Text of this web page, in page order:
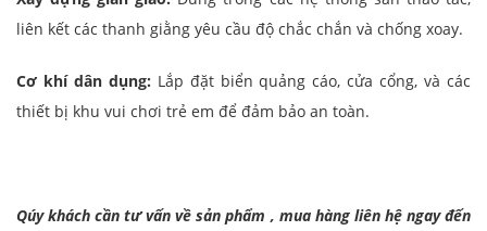
liên kết các thanh giằng yêu cầu độ chắc chắn và chống xoay.
Cơ khí dân dụng: Lắp đặt biển quảng cáo, cửa cổng, và các
thiết bị khu vui chơi trẻ em để đảm bảo an toàn.
Qúy khách cần tư vấn về sản phẩm , mua hàng liên hệ ngay đến